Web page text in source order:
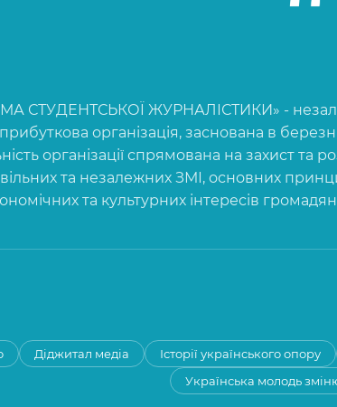
СТУДЕНТСЬКОЇ ЖУРНАЛІСТИКИ» -
організація, заснована в
організації спрямована на захист та
та незалежних ЗМІ, основних
та культурних інтересів громадян
Діджитал медіа Історії українського опору
Українська молодь